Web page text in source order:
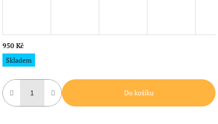
950 Kč
Měrná
cena:
Skladem
Do košíku